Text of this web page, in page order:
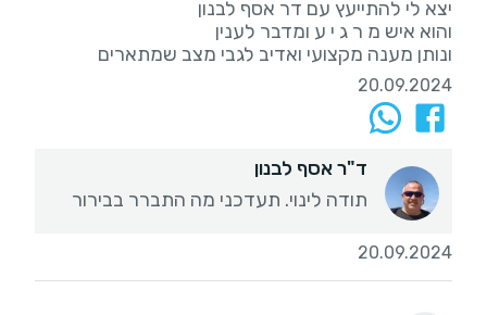
ונותן מענה מקצועי ואדיב לגבי מצב שמתארים
20.09.2024
ד"ר אסף לבנון
תודה לינוי. תעדכני מה התברר בבירור
20.09.2024